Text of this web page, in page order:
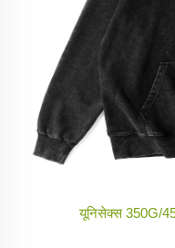
यूनिसेक्स 350G/